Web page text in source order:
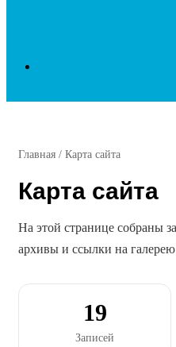
Главная / Карта сайта
Карта сайта
На этой странице собраны
архивы и ссылки на галерею
19
Записей